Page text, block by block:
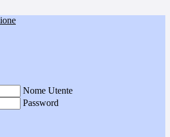
Nome Utente
Password